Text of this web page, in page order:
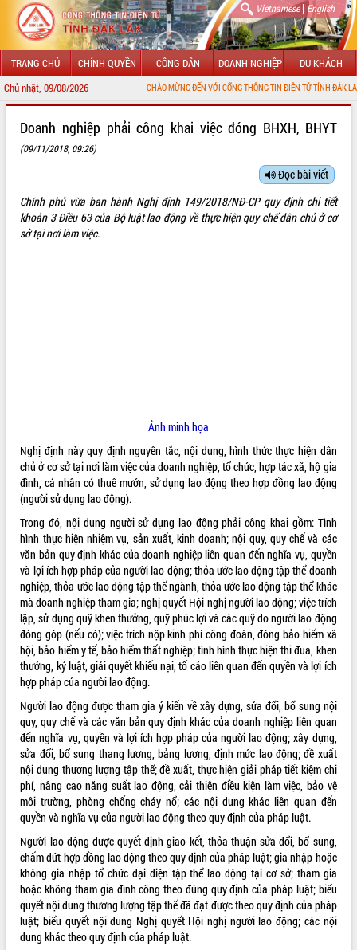
Vietnamese| English
TRANG CHỦ CHÍNH QUYỀN CÔNG DÂN DOANH NGHIỆP DU KHÁCH
Chủ nhật, 09/08/2026 CHÀO MỪNG ĐẾN VỚI CỔNG THÔNG TIN ĐIỆN TỬ TỈNH ĐẮK LẮK
LÃNH ĐẠO UBND TỈNH
SỞ, BAN, NGÀNH
VIDEO
Không có file video nào để phát.
ALBUM ẢNH
Doanh nghiệp phải công khai việc đóng BHXH, BHYT
(09/11/2018, 09:26)
Đọc bài viết
Chính phủ vừa ban hành Nghị định 149/2018/NĐ-CPquy định chi tiết
khoản 3 Điều 63 của Bộ luật lao động về thực hiện quy chế dân chủ ở cơ
sở tại nơi làm việc.
Ảnh minh họa
Nghị định này quy định nguyên tắc, nội dung, hình thức thực hiện dân
chủ ở cơ sở tại nơi làm việc của doanh nghiệp, tổ chức, hợp tác xã, hộ gia
đình, cá nhân có thuê mướn, sử dụng lao động theo hợp đồng lao động
(người sử dụng lao động).
Trong đó, nội dung người sử dụng lao động phải công khai gồm: Tình
hình thực hiện nhiệm vụ, sản xuất, kinh doanh; nội quy, quy chế và các
văn bản quy định khác của doanh nghiệp liên quan đến nghĩa vụ, quyền
và lợi ích hợp pháp của người lao động; thỏa ước lao động tập thể doanh
nghiệp, thỏa ước lao động tập thể ngành, thỏa ước lao động tập thể khác
mà doanh nghiệp tham gia; nghị quyết Hội nghị người lao động; việc trích
lập, sử dụng quỹ khen thưởng, quỹ phúc lợi và các quỹ do người lao động
đóng góp (nếu có); việc trích nộp kinh phí công đoàn, đóng bảo hiểm xã
hội, bảo hiểm y tế, bảo hiểm thất nghiệp; tình hình thực hiện thi đua, khen
thưởng, kỷ luật, giải quyết khiếu nại, tố cáo liên quan đến quyền và lợi ích
hợp pháp của người lao động.
Người lao động được tham gia ý kiến về xây dựng, sửa đổi, bổ sung nội
quy, quy chế và các văn bản quy định khác của doanh nghiệp liên quan
đến nghĩa vụ, quyền và lợi ích hợp pháp của người lao động; xây dựng,
sửa đổi, bổ sung thang lương, bảng lương, định mức lao động; đề xuất
nội dung thương lượng tập thể; đề xuất, thực hiện giải pháp tiết kiệm chi
phí, nâng cao năng suất lao động, cải thiện điều kiện làm việc, bảo vệ
môi trường, phòng chống cháy nổ; các nội dung khác liên quan đến
quyền và nghĩa vụ của người lao động theo quy định của pháp luật.
Người lao động được quyết định giao kết, thỏa thuận sửa đổi, bổ sung,
chấm dứt hợp đồng lao động theo quy định của pháp luật; gia nhập hoặc
không gia nhập tổ chức đại diện tập thể lao động tại cơ sở; tham gia
hoặc không tham gia đình công theo đúng quy định của pháp luật; biểu
quyết nội dung thương lượng tập thể đã đạt được theo quy định của pháp
luật; biểu quyết nội dung Nghị quyết Hội nghị người lao động; các nội
dung khác theo quy định của pháp luật.